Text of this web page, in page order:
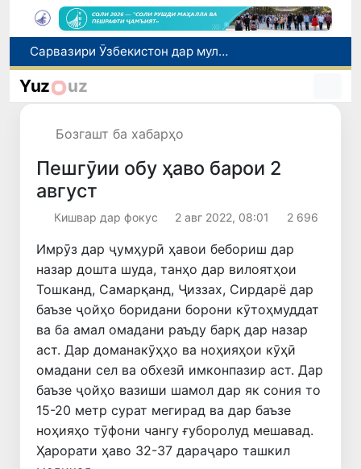
Дар Қашқадарё анҷумани байналмилалии экологӣ бо иштироки ҷавонон аз нӯҳ кишвар баргузор мешавад
Тошканд ба баргузории чемпионати Осиё оид ба вазнабардорӣ омодагӣ мебинад
Yuz uz
Бозгашт ба хабарҳо
Пешгӯии обу ҳаво барои 2
август
Кишвар дар фокус 2 авг 2022, 08:01 2 696
Имрӯз дар ҷумҳурӣ ҳавои бебориш дар
назар дошта шуда, танҳо дар вилоятҳои
Тошканд, Самарқанд, Ҷиззах, Сирдарё дар
баъзе ҷойҳо боридани борони кӯтоҳмуддат
ва ба амал омадани раъду барқ дар назар
аст. Дар доманакӯҳҳо ва ноҳияҳои кӯҳӣ
омадани сел ва обхезӣ имконпазир аст. Дар
баъзе ҷойҳо вазиши шамол дар як сония то
15-20 метр сурат мегирад ва дар баъзе
ноҳияҳо тӯфони чангу ғуборолуд мешавад.
Ҳарорати ҳаво 32-37 дараҷаро ташкил